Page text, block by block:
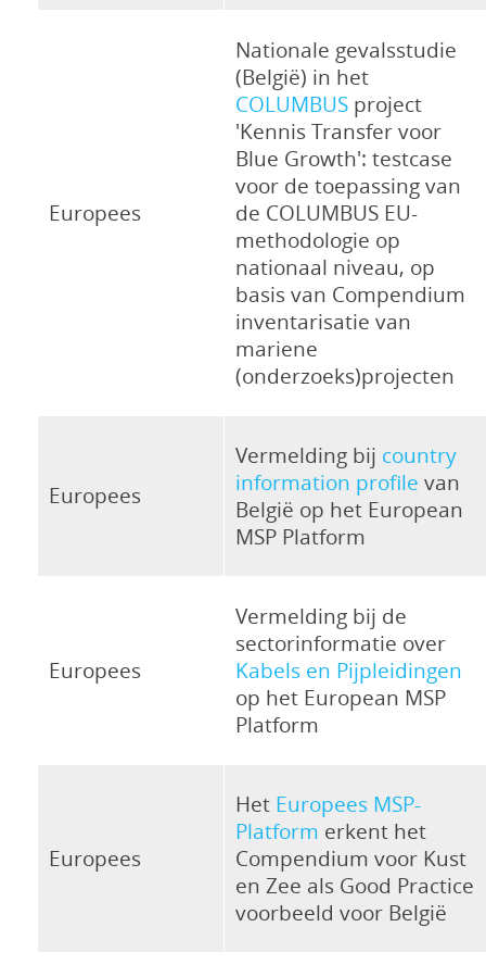
Europees
Nationale gevalsstudie
(België) in het
COLUMBUSproject
'Kennis Transfer voor
Blue Growth': testcase
voor de toepassing van
de COLUMBUS EU-
methodologie op
nationaal niveau, op
basis van Compendium
inventarisatie van
mariene
(onderzoeks)projecten
Europees
Vermelding bij country
information profile van
België op het European
MSP Platform
Europees
Vermelding bij de
sectorinformatie over
Kabels en Pijpleidingen
op het European MSP
Platform
Europees
Het Europees MSP-
Platform erkent het
Compendium voor Kust
en Zee als Good Practice
voorbeeld voor België